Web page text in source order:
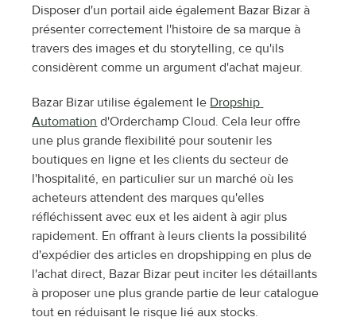
Disposer d'un portail aide également Bazar Bizar à
présenter correctement l'histoire de sa marque à
travers des images et du storytelling, ce qu'ils
considèrent comme un argument d'achat majeur.
Bazar Bizar utilise également le Dropship
Automation d'Orderchamp Cloud. Cela leur offre
une plus grande flexibilité pour soutenir les
boutiques en ligne et les clients du secteur de
l'hospitalité, en particulier sur un marché où les
acheteurs attendent des marques qu'elles
réfléchissent avec eux et les aident à agir plus
rapidement. En offrant à leurs clients la possibilité
d'expédier des articles en dropshipping en plus de
l'achat direct, Bazar Bizar peut inciter les détaillants
à proposer une plus grande partie de leur catalogue
tout en réduisant le risque lié aux stocks.